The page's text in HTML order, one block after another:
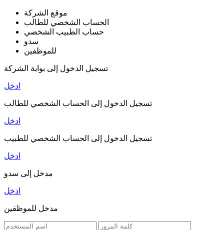
موقع الشركة
الحساب الشخصي للطالب
حساب الطبيب الشخصي
سدو
للموظفين
تسجيل الدخول إلى بوابة الشركة
ادخل
تسجيل الدخول إلى الحساب الشخصي للطالب
ادخل
تسجيل الدخول إلى الحساب الشخصي للطبيب
ادخل
مدخل إلى سدو
ادخل
مدخل للموظفين